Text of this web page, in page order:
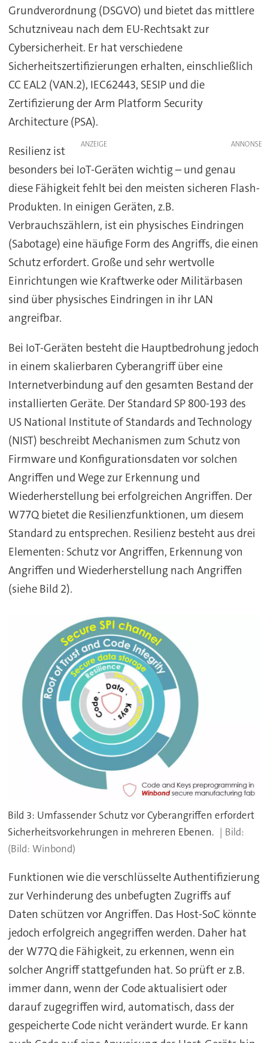
Grundverordnung (DSGVO) und bietet das mittlere
Schutzniveau nach dem EU-Rechtsakt zur
Cybersicherheit. Er hat verschiedene
Sicherheitszertifizierungen erhalten, einschließlich
CC EAL2 (VAN.2), IEC62443, SESIP und die
Zertifizierung der Arm Platform Security
Architecture (PSA).
ANZEIGE
Resilienz ist
besonders bei IoT-Geräten wichtig – und genau
diese Fähigkeit fehlt bei den meisten sicheren Flash-
Produkten. In einigen Geräten, z.B.
Verbrauchszählern, ist ein physisches Eindringen
(Sabotage) eine häufige Form des Angriffs, die einen
Schutz erfordert. Große und sehr wertvolle
Einrichtungen wie Kraftwerke oder Militärbasen
sind über physisches Eindringen in ihr LAN
angreifbar.
Bei IoT-Geräten besteht die Hauptbedrohung jedoch
in einem skalierbaren Cyberangriff über eine
Internetverbindung auf den gesamten Bestand der
installierten Geräte. Der Standard SP 800-193 des
US National Institute of Standards and Technology
(NIST) beschreibt Mechanismen zum Schutz von
Firmware und Konfigurationsdaten vor solchen
Angriffen und Wege zur Erkennung und
Wiederherstellung bei erfolgreichen Angriffen. Der
W77Q bietet die Resilienzfunktionen, um diesem
Standard zu entsprechen. Resilienz besteht aus drei
Elementen: Schutz vor Angriffen, Erkennung von
Angriffen und Wiederherstellung nach Angriffen
(siehe Bild 2).
Bild 3: Umfassender Schutz vor Cyberangriffen erfordert
Sicherheitsvorkehrungen in mehreren Ebenen.
(Bild: Winbond)
Funktionen wie die verschlüsselte Authentifizierung
zur Verhinderung des unbefugten Zugriffs auf
Daten schützen vor Angriffen. Das Host-SoC könnte
jedoch erfolgreich angegriffen werden. Daher hat
der W77Q die Fähigkeit, zu erkennen, wenn ein
solcher Angriff stattgefunden hat. So prüft er z.B.
immer dann, wenn der Code aktualisiert oder
darauf zugegriffen wird, automatisch, dass der
gespeicherte Code nicht verändert wurde. Er kann